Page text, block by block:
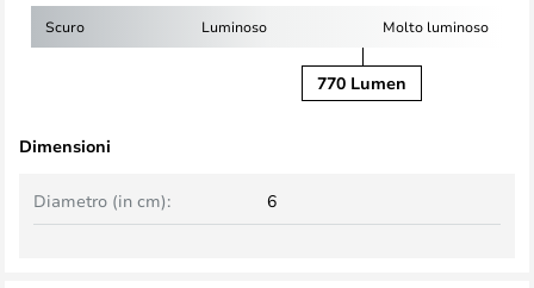
Scuro Luminoso Molto luminoso
770 Lumen
Dimensioni
Diametro (in cm): 6